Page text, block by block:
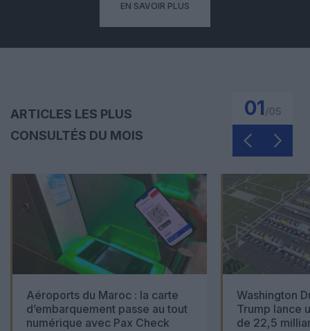
EN SAVOIR PLUS
ARTICLES LES PLUS
CONSULTÉS DU MOIS
01
Aéroports du Maroc : la carte
d’embarquement passe au tout
numérique avec Pax Check
Washington
Trump lance
de 22,5